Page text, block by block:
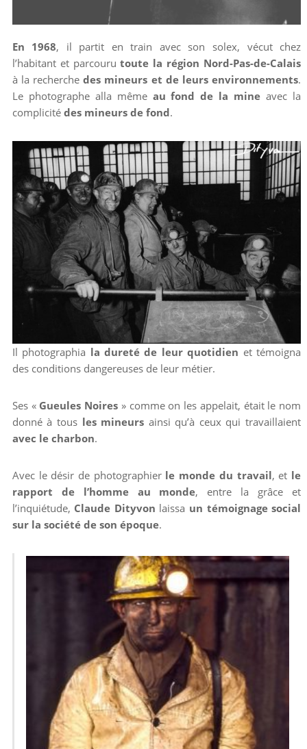
En 1968, il partit en train avec son solex, vécut chez
l’habitant et parcourutoute la région Nord-Pas-de-Calais
à la recherche des mineurs et de leurs environnements.
Le photographe alla même au fond de la mine avec la
complicité des mineurs de fond.
Il photographia la dureté de leur quotidien et témoigna
des conditions dangereuses de leur métier.
Ses «Gueules Noires » comme on les appelait, était le nom
donné à tous les mineurs ainsi qu’à ceux qui travaillaient
avec le charbon.
Avec le désir de photographier le monde du travail, et le
rapport de l’homme au monde, entre la grâce et
l’inquiétude, Claude Dityvon laissa un témoignage social
sur la société de son époque.